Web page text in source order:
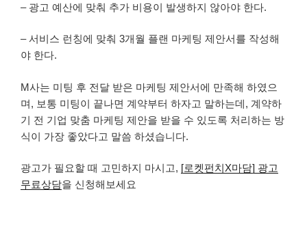
– 광고 예산에 맞춰 추가 비용이 발생하지 않아야 한다.
– 서비스 런칭에 맞춰 3개월 플랜 마케팅 제안서를 작성해
야 한다.
M사는 미팅 후 전달 받은 마케팅 제안서에 만족해 하였으
며, 보통 미팅이 끝나면 계약부터 하자고 말하는데, 계약하
기 전 기업 맞춤 마케팅 제안을 받을 수 있도록 처리하는 방
식이 가장 좋았다고 말씀 하셨습니다.
광고가 필요할 때 고민하지 마시고, [로켓펀치X마담] 광고
무료상담을 신청해보세요